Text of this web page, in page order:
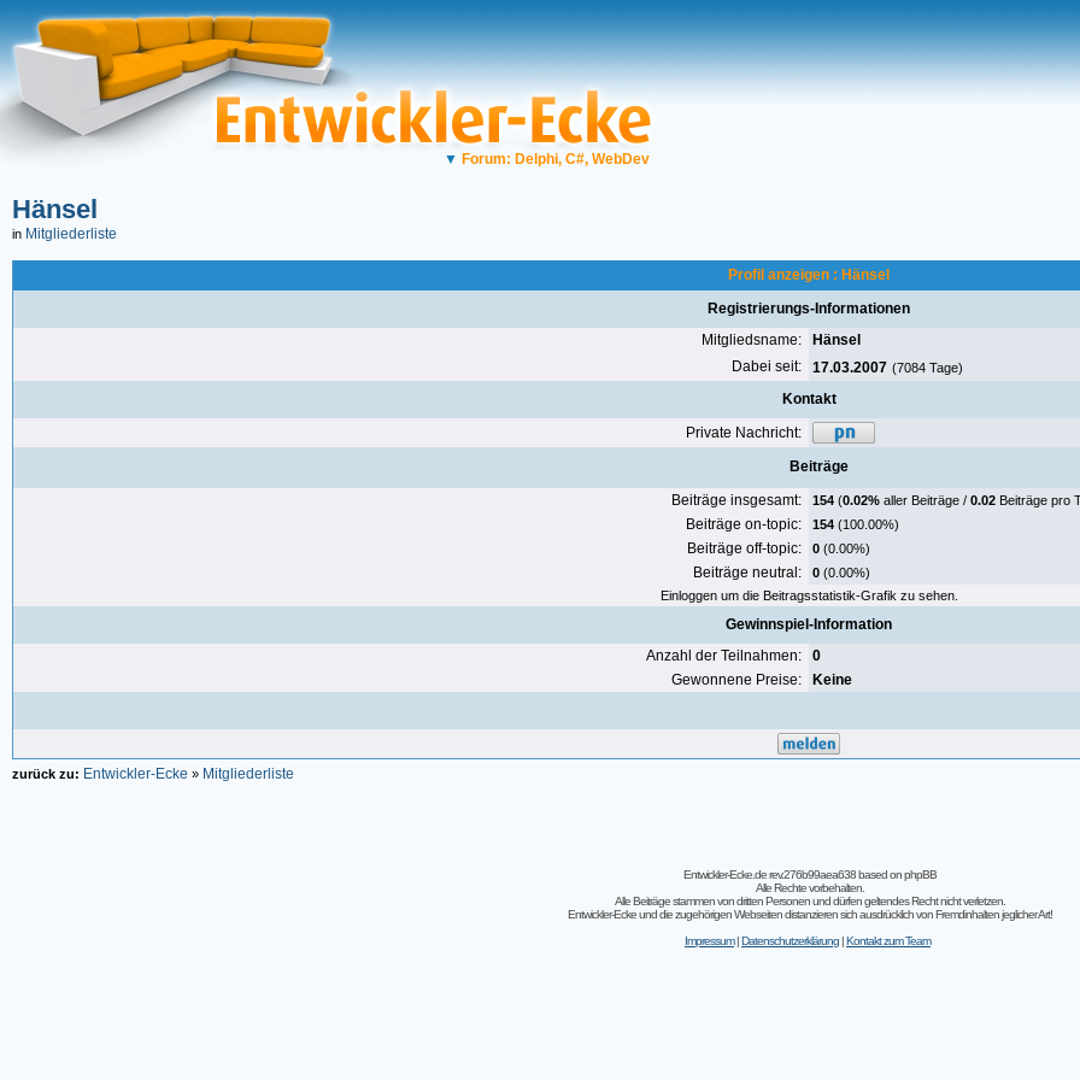
▼ Forum: Delphi, C#, WebDev
Hänsel
in Mitgliederliste
Profil anzeigen : Hänsel
Registrierungs-Informationen
Mitgliedsname:
Hänsel
Dabei seit:
17.03.2007 (7084 Tage)
Kontakt
Private Nachricht:
Beiträge
Beiträge insgesamt:
154 (0.02% aller Beiträge / 0.02 Beiträge pro
Beiträge on-topic: 154 (100.00%)
Beiträge off-topic: 0 (0.00%)
Beiträge neutral: 0 (0.00%)
Einloggen um die Beitragsstatistik-Grafik zu sehen.
Gewinnspiel-Information
Anzahl der Teilnahmen:
0
Gewonnene Preise:
Keine
zurück zu: Entwickler-Ecke » Mitgliederliste
Entwickler-Ecke.de rev.276b99aea638based onphpBB
Alle Rechte vorbehalten.
Alle Beiträge stammen von dritten Personen und dürfen geltendes Recht nicht verletzen.
Entwickler-Ecke und die zugehörigen Webseiten distanzieren sich ausdrücklich von Fremdinhalten jeglicher Art!
Impressum|Datenschutzerklärung |Kontakt zum Team